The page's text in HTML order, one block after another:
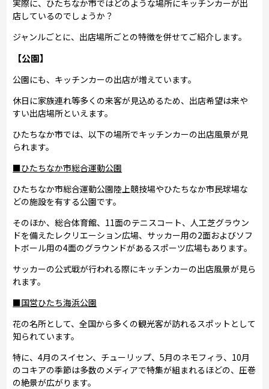
実際に、ひたちなか市ではどのような場所にキッチンカーが出
店しているのでしょうか？
ジャンルごとに、出店場所ごとの特徴を併せてご紹介します。
【公園】
公園にも、キッチンカーの出店が増えています。
休日に家族連れ等多くの来客が見込めるため、出店希望は来や
すい出店場所といえます。
ひたちなか市では、以下の場所でキッチンカーの出店風景が見
られます。
■ひたちなか市総合運動公園
ひたちなか市総合運動公園陸上競技場やひたちなか市民球場な
どの施設を有する公園です。
そのほか、総合体育館、11面のテニスコート、人工芝グラウン
ドを備えたレクリエーション広場、サッカー用の2面およびソフ
トボール用の4面のグラウンドがあるスポーツ広場もあります。
サッカーの公式戦が行われる際にキッチンカーの出店風景が見ら
れます。
■国営ひたち海浜公園
花の名所として、全国から多くの観光客が訪れるスポットとして
知られています。
特に、4月のスイセン、チューリップ、5月のネモフィラ、10月
のコキアの季節は多数のメディアで特集が組まれるほどの、圧巻
の絶景が広がります。